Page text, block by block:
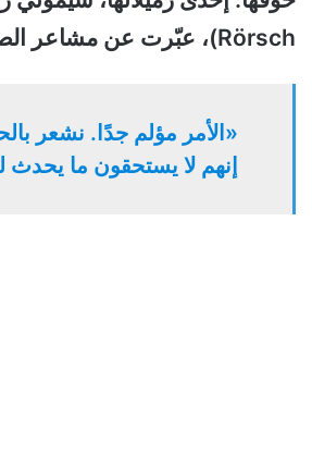
Rörsch)، عبّرت عن مشاعر الصف قائلة:
«الأمر مؤلم جدًا. نشعر
إنهم لا يستحقون ما يحدث